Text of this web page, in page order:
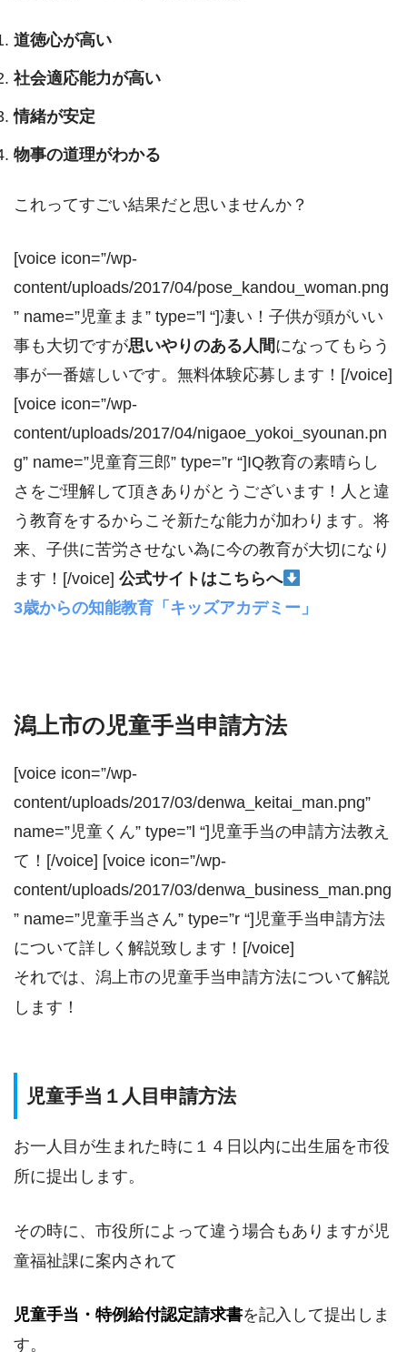
道徳心が高い
社会適応能力が高い
情緒が安定
物事の道理がわかる
これってすごい結果だと思いませんか？
[voice icon=”/wp-
content/uploads/2017/04/pose_kandou_woman.png
” name=”児童まま” type=”l “]凄い！子供が頭がいい
事も大切ですが思いやりのある人間になってもらう
事が一番嬉しいです。無料体験応募します！[/voice]
[voice icon=”/wp-
content/uploads/2017/04/nigaoe_yokoi_syounan.pn
g” name=”児童育三郎” type=”r “]IQ教育の素晴らし
さをご理解して頂きありがとうございます！人と違
う教育をするからこそ新たな能力が加わります。将
来、子供に苦労させない為に今の教育が大切になり
ます！[/voice] 公式サイトはこちらへ
3歳からの知能教育「キッズアカデミー」
潟上市の児童手当申請方法
[voice icon=”/wp-
content/uploads/2017/03/denwa_keitai_man.png”
name=”児童くん” type=”l “]児童手当の申請方法教え
て！[/voice] [voice icon=”/wp-
content/uploads/2017/03/denwa_business_man.png
” name=”児童手当さん” type=”r “]児童手当申請方法
について詳しく解説致します！[/voice]
それでは、潟上市の児童手当申請方法について解説
します！
児童手当１人目申請方法
お一人目が生まれた時に１４日以内に出生届を市役
所に提出します。
その時に、市役所によって違う場合もありますが児
童福祉課に案内されて
児童手当・特例給付認定請求書を記入して提出しま
す。